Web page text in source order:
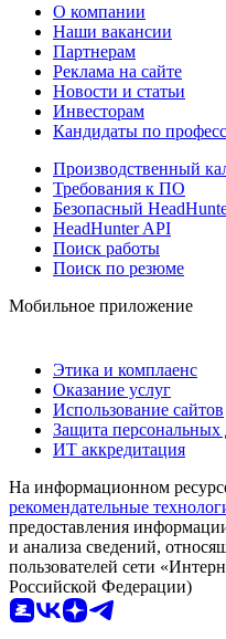
О компании
Наши вакансии
Партнерам
Реклама на сайте
Новости и статьи
Инвесторам
Кандидаты по
Производственный
Требования к ПО
Безопасный
HeadHunter API
Поиск работы
Поиск по резюме
Мобильное приложение
Этика и комплаенс
Оказание услуг
Использование сайтов
Защита
ИТ аккредитация
На информационном
рекомендательные
предоставления
и анализа сведений,
пользователей сети
Российской Федерации)